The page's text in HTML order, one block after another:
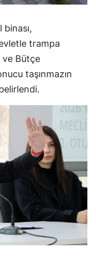
trampa
ve Bütçe
taşınmazın